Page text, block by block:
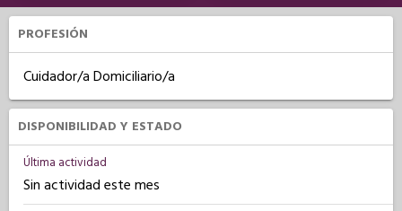
PROFESIÓN
Cuidador/a Domiciliario/a
DISPONIBILIDAD Y ESTADO
Última actividad
Sin actividad este mes